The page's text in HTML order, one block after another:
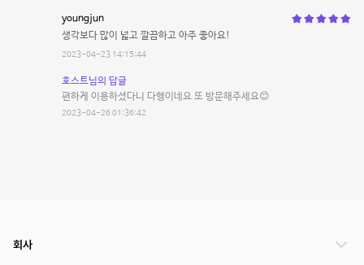
youngjun
생각보다 많이 넓고 깔끔하고 아주 좋아요!
2023-04-23 14:15:44
호스트님의 답글
편하게 이용하셨다니 다행이네요 또 방문해주세요😊
2023-04-26 01:36:42
회사